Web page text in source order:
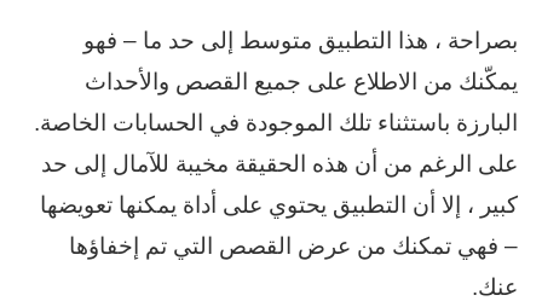
بصراحة ، هذا التطبيق متوسط إلى حد ما – فهو
يمكّنك من الاطلاع على جميع القصص والأحداث
البارزة باستثناء تلك الموجودة في الحسابات الخاصة.
على الرغم من أن هذه الحقيقة مخيبة للآمال إلى حد
كبير ، إلا أن التطبيق يحتوي على أداة يمكنها تعويضها
– فهي تمكنك من عرض القصص التي تم إخفاؤها
عنك.